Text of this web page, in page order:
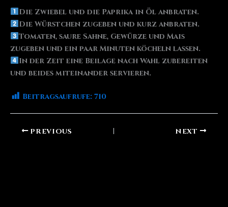
Die Zwiebel und die Paprika in Öl anbraten.
Die Würstchen zugeben und kurz anbraten.
Tomaten, saure Sahne, Gewürze und Mais
zugeben und ein paar Minuten köcheln lassen.
In der Zeit eine Beilage nach Wahl zubereiten
und beides miteinander servieren.
Beitragsaufrufe: 710
PREVIOUS NEXT